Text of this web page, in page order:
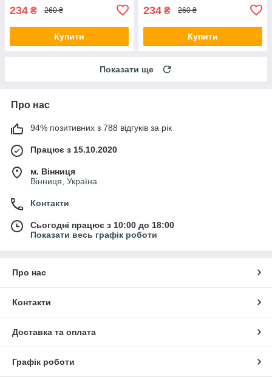
234 ₴ 260 ₴
Купити
234 ₴ 260 ₴
Купити
Показати ще
Про нас
94% позитивних з 788 відгуків за рік
Працює з 15.10.2020
м. Вінниця
Вінниця, Україна
Контакти
Сьогодні працює з 10:00 до 18:00
Показати весь графік роботи
Про нас
Контакти
Доставка та оплата
Графік роботи